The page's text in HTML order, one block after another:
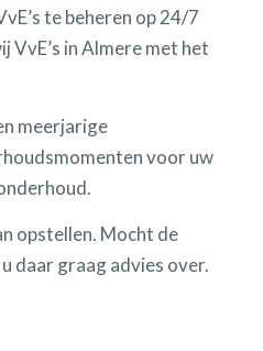
te beheren op 24/7
VvE’s in Almere met het
meerjarige
voor uw
opstellen. Mocht de
daar graag advies over.